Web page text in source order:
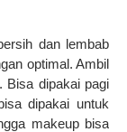
dan lembab
optimal. Ambil
Bisa dipakai pagi
dipakai untuk
makeup bisa